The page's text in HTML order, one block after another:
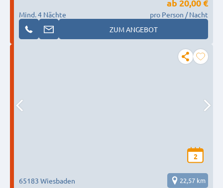
Mind. 4 Nächte
ab 20,00 €
pro Person / Nacht
ZUM ANGEBOT
2
65183 Wiesbaden 22,57 km